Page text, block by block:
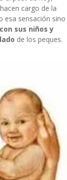
cargo de la
esa sensación sino
sus niños y
de los peques.